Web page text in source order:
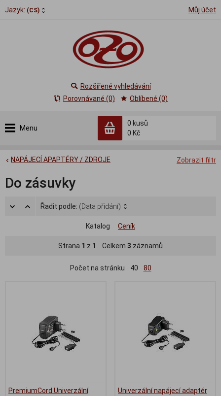
Jazyk: (CS) Můj účet
Menu
0 kusů
0 Kč
Rozšířené vyhledávání
Porovnávané (0)
Oblíbené (0)
Zobrazit filtr
NAPÁJECÍ APAPTÉRY / ZDROJE
Do zásuvky
Řadit podle: (Data přidání)
Katalog Ceník
Strana 1 z 1 Celkem 3 záznamů
Počet na stránku 40 80
PremiumCord Univerzální
Univerzální napájecí adaptér